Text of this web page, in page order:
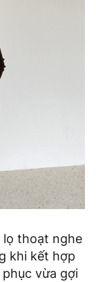
lọ thoạt nghe
khi kết hợp
vừa gợi